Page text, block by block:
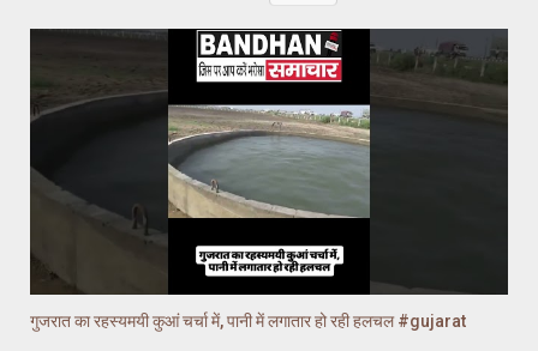
गुजरात का रहस्यमयी कुआं चर्चा में, पानी में लगातार हो रही हलचल #gujarat